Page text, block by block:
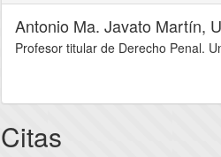
Antonio Ma. Javato Martín,
Profesor titular de Derecho Penal.
Citas